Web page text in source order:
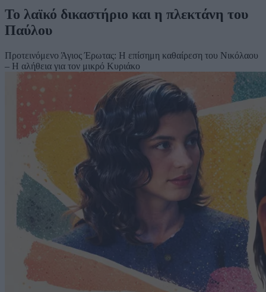
Το λαϊκό δικαστήριο και η πλεκτάνη του
Παύλου
Προτεινόμενο Άγιος Έρωτας: Η επίσημη καθαίρεση του Νικόλαου
– Η αλήθεια για τον μικρό Κυριάκο